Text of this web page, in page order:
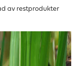
av restprodukter